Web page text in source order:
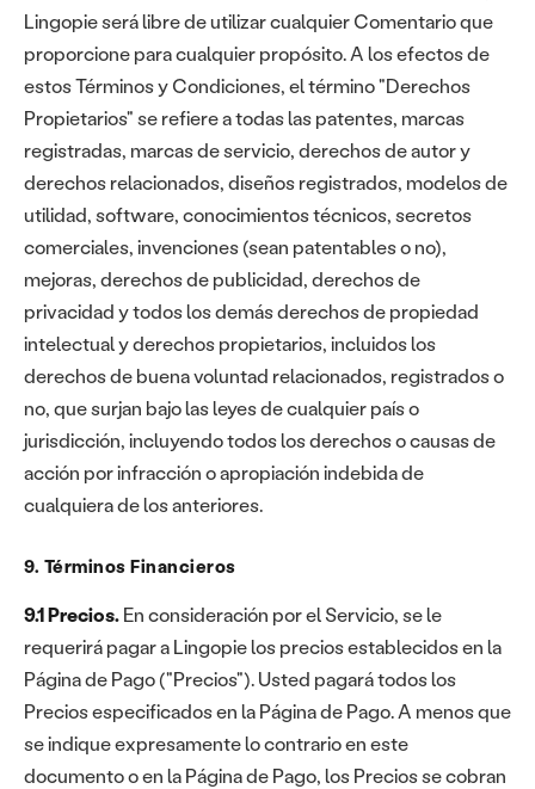
Lingopie será libre de utilizar cualquier Comentario que
proporcione para cualquier propósito. A los efectos de
estos Términos y Condiciones, el término "Derechos
Propietarios" se refiere a todas las patentes, marcas
registradas, marcas de servicio, derechos de autor y
derechos relacionados, diseños registrados, modelos de
utilidad, software, conocimientos técnicos, secretos
comerciales, invenciones (sean patentables o no),
mejoras, derechos de publicidad, derechos de
privacidad y todos los demás derechos de propiedad
intelectual y derechos propietarios, incluidos los
derechos de buena voluntad relacionados, registrados o
no, que surjan bajo las leyes de cualquier país o
jurisdicción, incluyendo todos los derechos o causas de
acción por infracción o apropiación indebida de
cualquiera de los anteriores.
9. Términos Financieros
9.1 Precios.En consideración por el Servicio, se le
requerirá pagar a Lingopie los precios establecidos en la
Página de Pago ("Precios"). Usted pagará todos los
Precios especificados en la Página de Pago. A menos que
se indique expresamente lo contrario en este
documento o en la Página de Pago, los Precios se cobran